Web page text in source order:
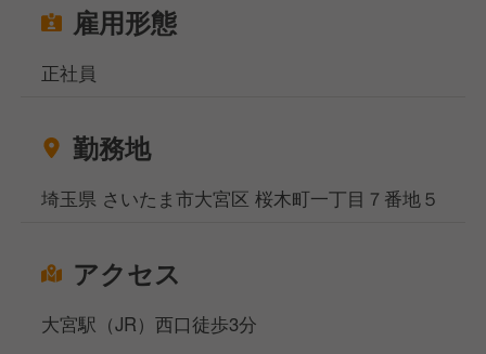
雇用形態
正社員
勤務地
埼玉県 さいたま市大宮区 桜木町一丁目７番地５
アクセス
大宮駅（JR）西口徒歩3分